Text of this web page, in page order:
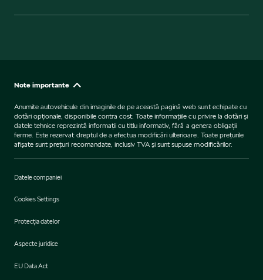
Note importante
Anumite autovehicule din imaginile de pe această pagină web sunt echipate cu
dotări opţionale, disponibile contra cost. Toate informaţiile cu privire la dotări şi
datele tehnice reprezintă informaţii cu titlu informativ, fără a genera obligaţii
ferme. Este rezervat dreptul de a efectua modificări ulterioare. Toate preţurile
afişate sunt preţuri recomandate, inclusiv TVA şi sunt supuse modificărilor.
Datele companiei
Cookies Settings
Protecţia datelor
Aspecte juridice
EU Data Act